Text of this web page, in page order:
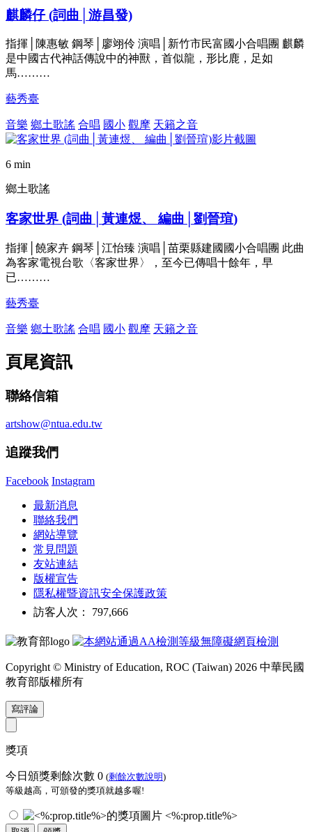
麒麟仔 (詞曲│游昌發)
指揮│陳惠敏 鋼琴│廖翊伶 演唱│新竹市民富國小合唱團 麒麟
是中國古代神話傳說中的神獸，首似龍，形比鹿，足如
馬………
藝秀臺
音樂 鄉土歌謠 合唱 國小 觀摩 天籟之音
6 min
鄉土歌謠
客家世界 (詞曲│黃連煜、 編曲│劉晉瑄)
指揮│饒家卉 鋼琴│江怡臻 演唱│苗栗縣建國國小合唱團 此曲
為客家電視台歌〈客家世界〉，至今已傳唱十餘年，早
已………
藝秀臺
音樂 鄉土歌謠 合唱 國小 觀摩 天籟之音
頁尾資訊
聯絡信箱
artshow@ntua.edu.tw
追蹤我們
Facebook Instagram
最新消息
聯絡我們
網站導覽
常見問題
友站連結
版權宣告
隱私權暨資訊安全保護政策
訪客人次： 797,666
Copyright © Ministry of Education, ROC (Taiwan) 2026 中華民國
教育部版權所有
寫評論
獎項
今日頒獎剩餘次數 0 (剩餘次數說明)
等級越高，可頒發的獎項就越多喔!
<%:prop.title%>